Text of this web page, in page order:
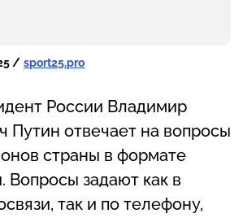
/ sport25.pro
России Владимир
Путин отвечает на вопросы
страны в формате
Вопросы задают как в
так и по телефону,